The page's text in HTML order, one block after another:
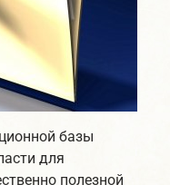
базы
для
полезной